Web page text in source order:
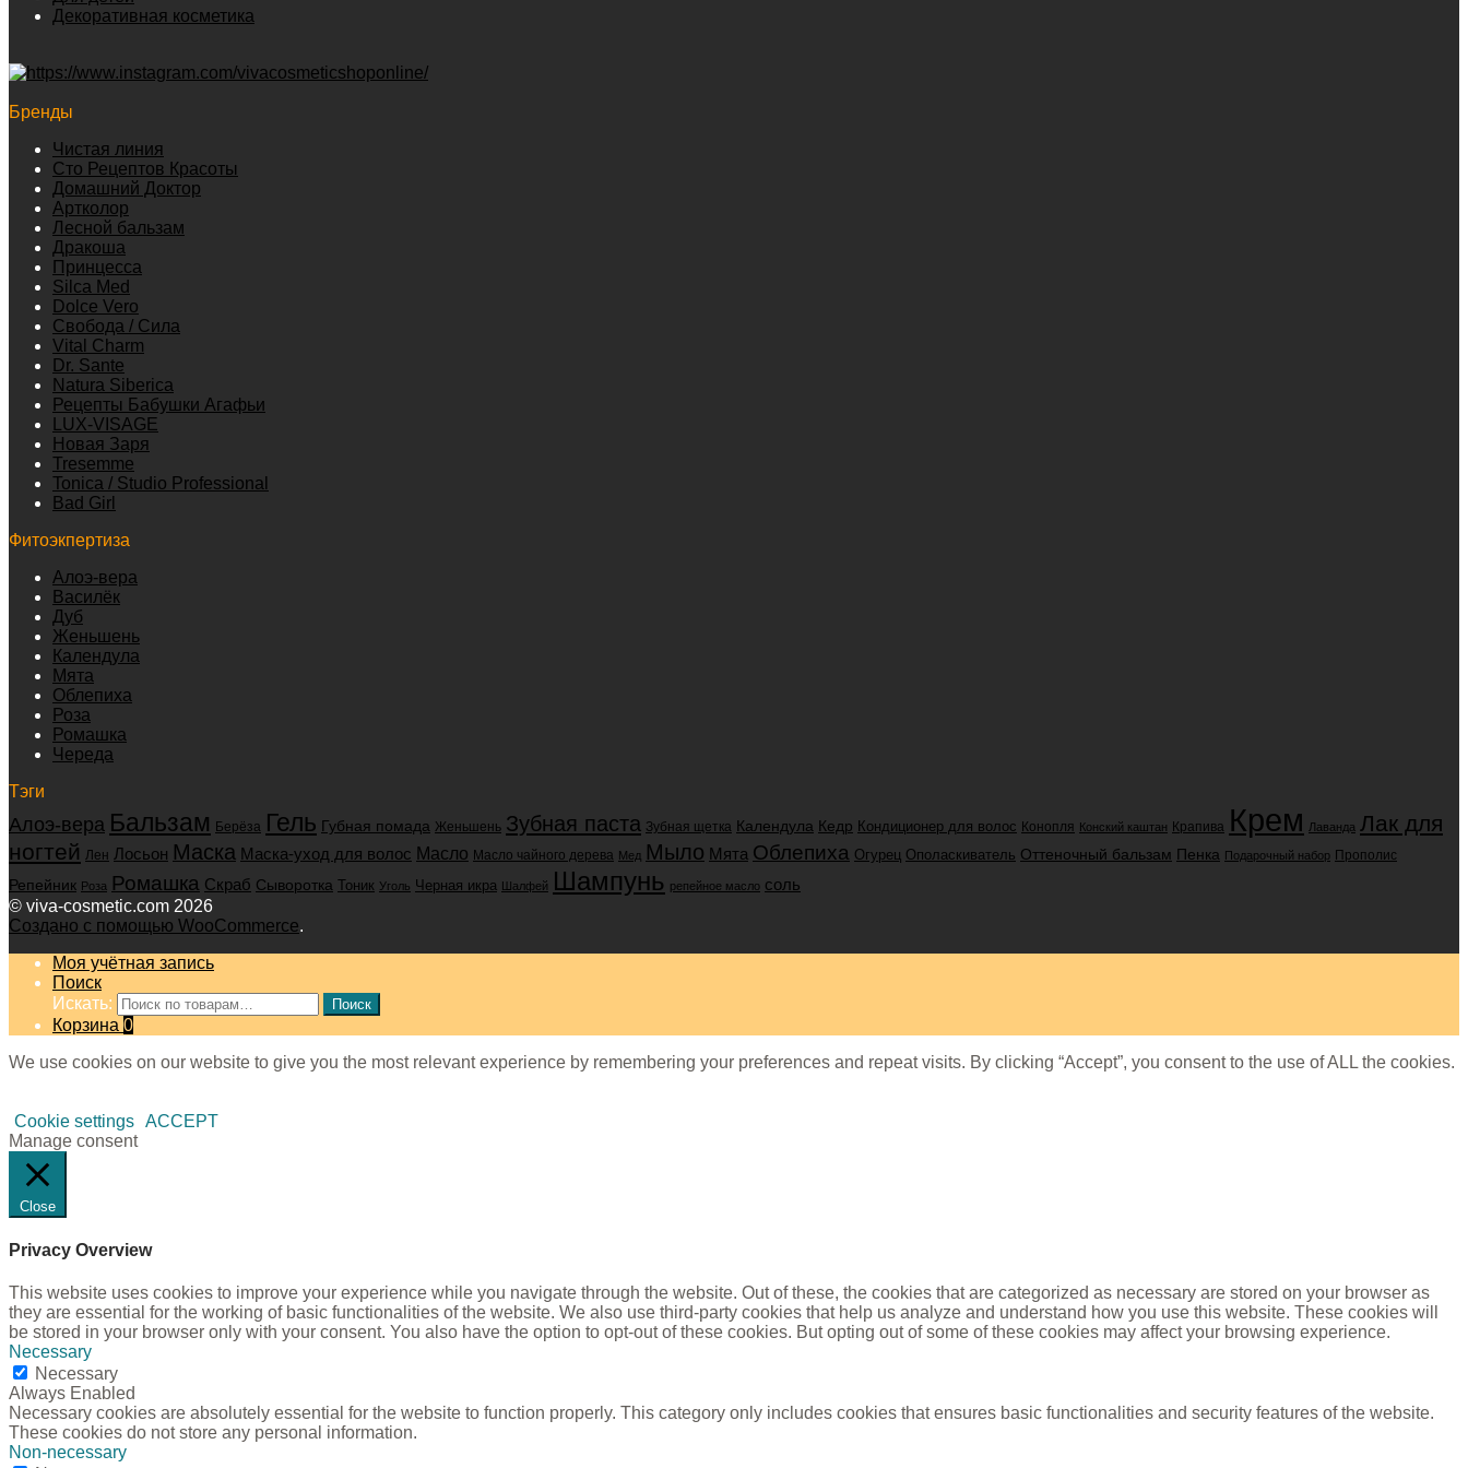
Декоративная косметика
Бренды
Чистая линия
Сто Рецептов Красоты
Домашний Доктор
Артколор
Лесной бальзам
Дракоша
Принцесса
Silca Med
Dolce Vero
Свобода / Сила
Vital Charm
Dr. Sante
Natura Siberica
Рецепты Бабушки Агафьи
LUX-VISAGE
Новая Заря
Tresemme
Tonica / Studio Professional
Bad Girl
Фитоэкпертиза
Алоэ-вера
Василёк
Дуб
Женьшень
Календула
Мята
Облепиха
Роза
Ромашка
Череда
Тэги
Алоэ-вера Бальзам Берёза Гель Губная помада Женьшень Зубная паста Зубная щетка Календула Кедр Кондиционер для волос Конопля Конский каштан Крапива Крем Лаванда Лак для
ногтей Лен Лосьон Маска Маска-уход для волос Масло Масло чайного дерева Мед Мыло Мята Облепиха Огурец Ополаскиватель Оттеночный бальзам Пенка Подарочный набор Прополис
Репейник Роза Ромашка Скраб Сыворотка Тоник Уголь Черная икра Шалфей Шампунь репейное масло соль
© viva-cosmetic.com 2026
Создано с помощью WooCommerce.
Моя учётная запись
Поиск
Искать:
Поиск
Корзина 0
We use cookies on our website to give you the most relevant experience by remembering your preferences and repeat visits. By clicking “Accept”, you consent to the use of ALL the cookies.
Cookie settings ACCEPT
Manage consent
Close
Privacy Overview
This website uses cookies to improve your experience while you navigate through the website. Out of these, the cookies that are categorized as necessary are stored on your browser as
they are essential for the working of basic functionalities of the website. We also use third-party cookies that help us analyze and understand how you use this website. These cookies will
be stored in your browser only with your consent. You also have the option to opt-out of these cookies. But opting out of some of these cookies may affect your browsing experience.
Necessary
Necessary
Always Enabled
Necessary cookies are absolutely essential for the website to function properly. This category only includes cookies that ensures basic functionalities and security features of the website.
These cookies do not store any personal information.
Non-necessary